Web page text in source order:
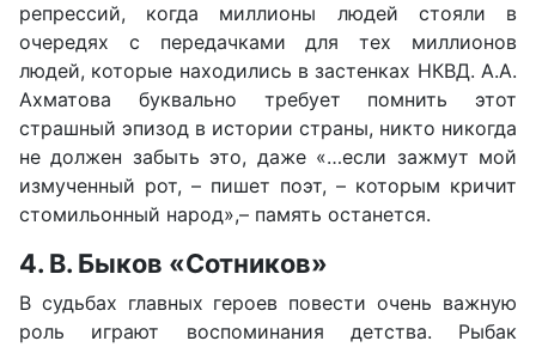
репрессий, когда миллионы людей стояли в
очередях с передачками для тех миллионов
людей, которые находились в застенках НКВД. А.А.
Ахматова буквально требует помнить этот
страшный эпизод в истории страны, никто никогда
не должен забыть это, даже «…если зажмут мой
измученный рот, – пишет поэт, – которым кричит
стомильонный народ»,– память останется.
4. В. Быков «Сотников»
В судьбах главных героев повести очень важную
роль играют воспоминания детства. Рыбак